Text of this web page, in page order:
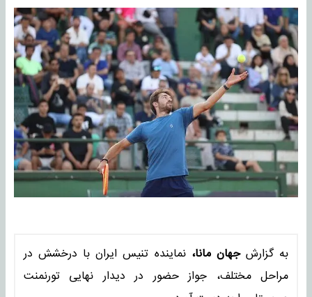
به گزارش جهان مانا،نماینده تنیس ایران با درخشش در
مراحل مختلف، جواز حضور در دیدار نهایی تورنمنت